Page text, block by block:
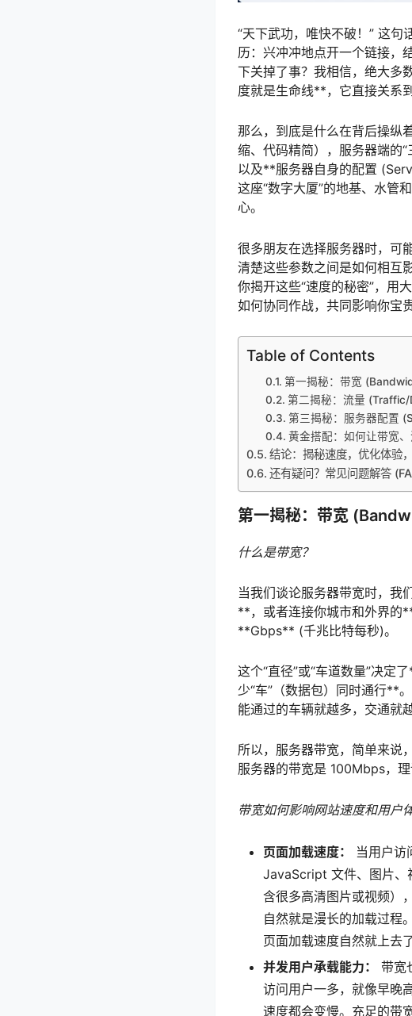
“天下武功，唯快不破！” 这
历：兴冲冲地点开一个链接，
下关掉了事？我相信，绝大多
度就是生命线**，它直接关系
那么，到底是什么在背后操纵
缩、代码精简），服务器端
以及**服务器自身的配置
这座“数字大厦”的地基、水管
心。
很多朋友在选择服务器时，可
清楚这些参数之间是如何相互
你揭开这些“速度的秘密”，用
如何协同作战，共同影响你宝
Table of Contents
第一揭秘：带宽
第二揭秘：流量 (Traffic/
第三揭秘：服务器配置
黄金搭配：如何让带宽、
结论：揭秘速度，优化体验
还有疑问？常见问题解答
第一揭秘：带宽
什么是带宽？
当我们谈论服务器带宽时，我
**，或者连接你城市和外界
**Gbps** (千兆比特每秒)。
这个“直径”或“车道数量”决定
少“车”（数据包）同时通行**
能通过的车辆就越多，交通就
所以，服务器带宽，简单来说
服务器的带宽是 100Mbps，
带宽如何影响网站速度和用户
页面加载速度：
当用户访
JavaScript 文件、图片、
含很多高清图片或视频）
自然就是漫长的加载过程
页面加载速度自然就上去了
并发用户承载能力：
带宽
访问用户一多，就像早晚
速度都会变慢。充足的带